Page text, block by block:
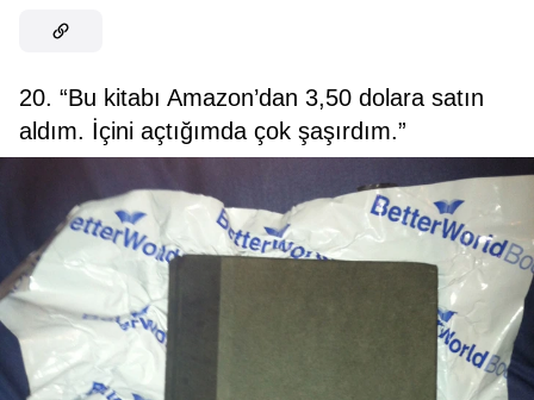
20. “Bu kitabı Amazon’dan 3,50 dolara satın
aldım. İçini açtığımda çok şaşırdım.”